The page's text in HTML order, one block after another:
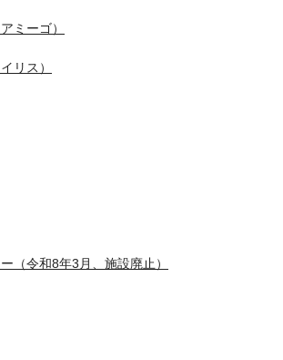
ミーゴ）
リス）
（令和8年3月、施設廃止）